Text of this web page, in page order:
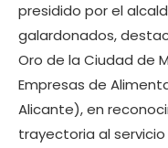
presidido por el
galardonados,
Oro de la Ciudad de
Empresas de
Alicante), en
trayectoria al